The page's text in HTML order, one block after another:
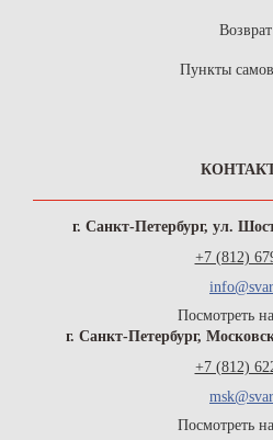
Возврат
Пункты
г. Санкт-Петербург, ул.
+7 (812)
Посмотреть
г. Санкт-Петербург,
+7 (812)
Посмотреть